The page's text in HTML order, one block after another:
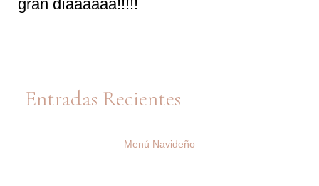
gran díaaaaaa!!!!!
Entradas Recientes
Menú Navideño